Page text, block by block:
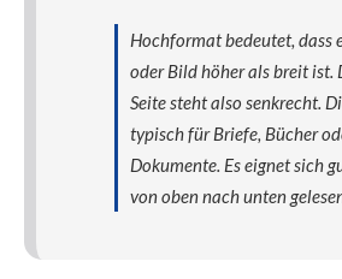
Hochformat bedeutet, dass
oder Bild höher als breit ist.
Seite steht also senkrecht.
typisch für Briefe, Bücher
Dokumente. Es eignet sich
von oben nach unten